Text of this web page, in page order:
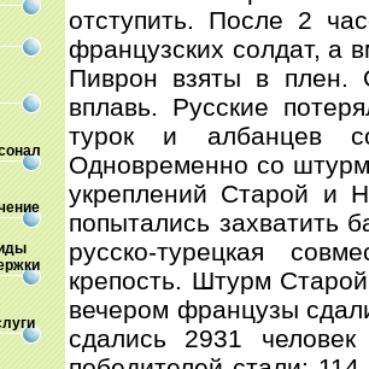
отступить. После 2
французских солдат, а
Пиврон взяты в плен.
вплавь. Русские
турок и албанцев
Одновременно со
укреплений Старой и
попытались захватить
русско-турецкая
крепость. Штурм
вечером французы
сдались 2931